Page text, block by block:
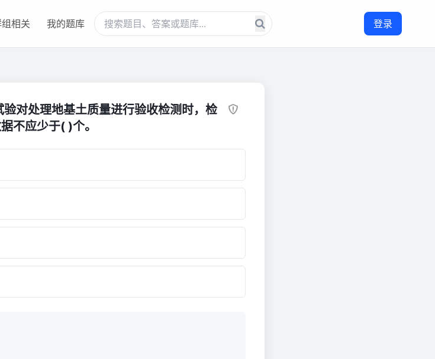
相关 我的题库 登录
对处理地基土质量进行验收检测时，检
不应少于( )个。